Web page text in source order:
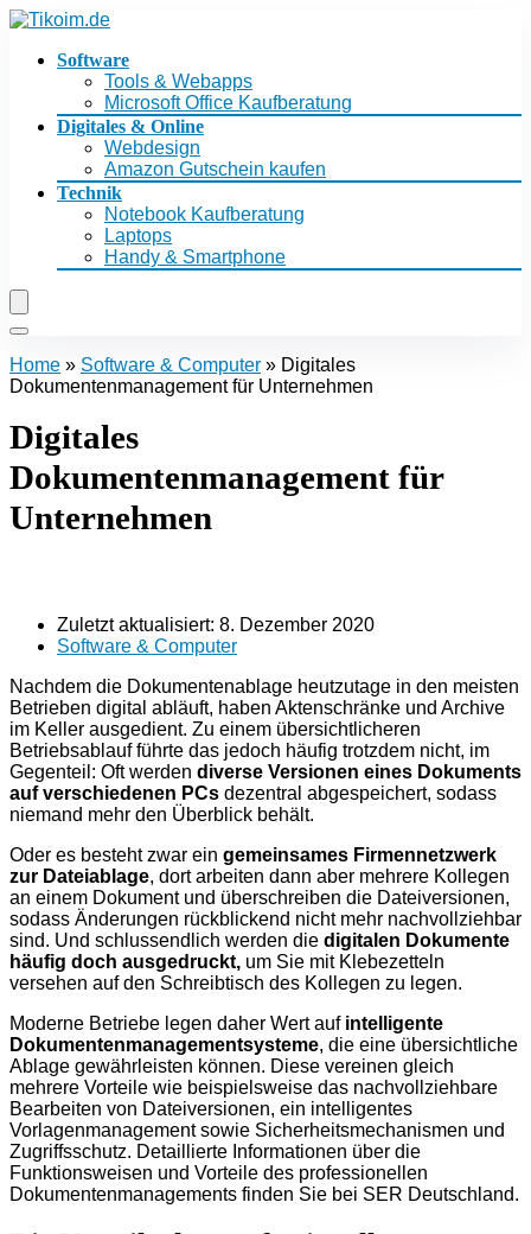
Software
Tools & Webapps
Microsoft Office Kaufberatung
Digitales & Online
Webdesign
Amazon Gutschein kaufen
Technik
Notebook Kaufberatung
Laptops
Handy & Smartphone
Home » Software & Computer » Digitales
Dokumentenmanagement für Unternehmen
Digitales
Dokumentenmanagement für
Unternehmen
Zuletzt aktualisiert: 8. Dezember 2020
Software & Computer
Nachdem die Dokumentenablage heutzutage in den meisten
Betrieben digital abläuft, haben Aktenschränke und Archive
im Keller ausgedient. Zu einem übersichtlicheren
Betriebsablauf führte das jedoch häufig trotzdem nicht, im
Gegenteil: Oft werden diverse Versionen eines Dokuments
auf verschiedenen PCs dezentral abgespeichert, sodass
niemand mehr den Überblick behält.
Oder es besteht zwar ein gemeinsames Firmennetzwerk
zur Dateiablage, dort arbeiten dann aber mehrere Kollegen
an einem Dokument und überschreiben die Dateiversionen,
sodass Änderungen rückblickend nicht mehr nachvollziehbar
sind. Und schlussendlich werden die digitalen Dokumente
häufig doch ausgedruckt, um Sie mit Klebezetteln
versehen auf den Schreibtisch des Kollegen zu legen.
Moderne Betriebe legen daher Wert auf intelligente
Dokumentenmanagementsysteme, die eine übersichtliche
Ablage gewährleisten können. Diese vereinen gleich
mehrere Vorteile wie beispielsweise das nachvollziehbare
Bearbeiten von Dateiversionen, ein intelligentes
Vorlagenmanagement sowie Sicherheitsmechanismen und
Zugriffsschutz. Detaillierte Informationen über die
Funktionsweisen und Vorteile des professionellen
Dokumentenmanagements finden Sie bei SER Deutschland.